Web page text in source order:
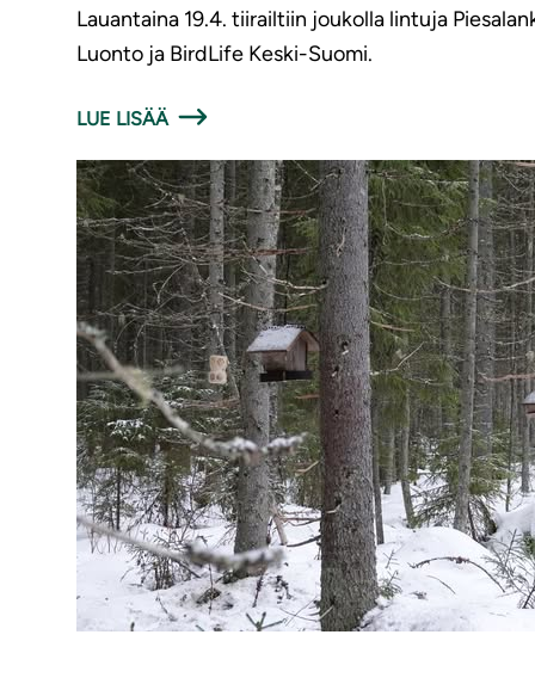
Lauantaina 19.4. tiirailtiin joukolla lintuja
Luonto ja BirdLife Keski-Suomi.
LUE LISÄÄ